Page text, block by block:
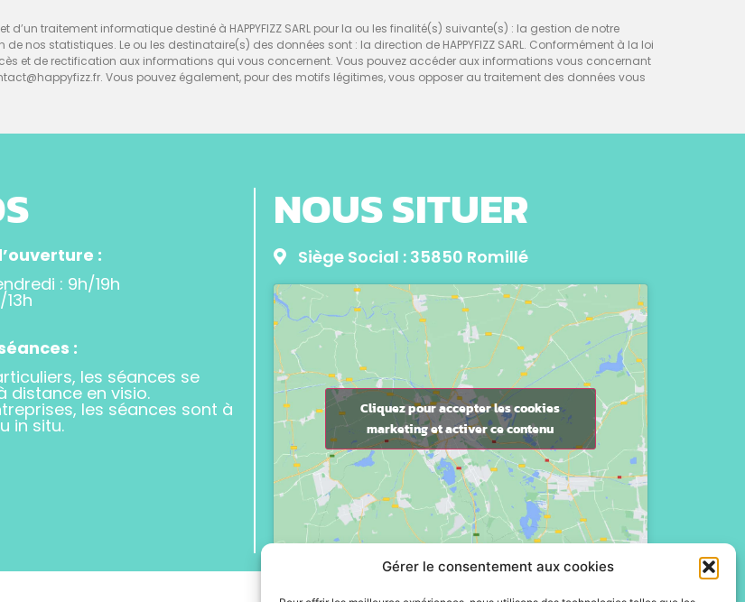
Gérer le consentement aux cookies
traitement informatique destiné à HAPPYFIZZ SARL pour la ou les finalité(s) suivante(s) : la gestion de notre
nos statistiques. Le ou les destinataire(s) des données sont : la direction de HAPPYFIZZ SARL. Conformément à la loi
et de rectification aux informations qui vous concernent. Vous pouvez accéder aux informations vous concernant
Vous pouvez également, pour des motifs légitimes, vous opposer au traitement des données vous
:
: 9h/19h
:
les séances se
distance en visio.
les séances sont à
in situ.
NOUS SITUER
Siège Social : 35850 Romillé
Cliquez pour accepter les cookies
marketing et activer ce contenu